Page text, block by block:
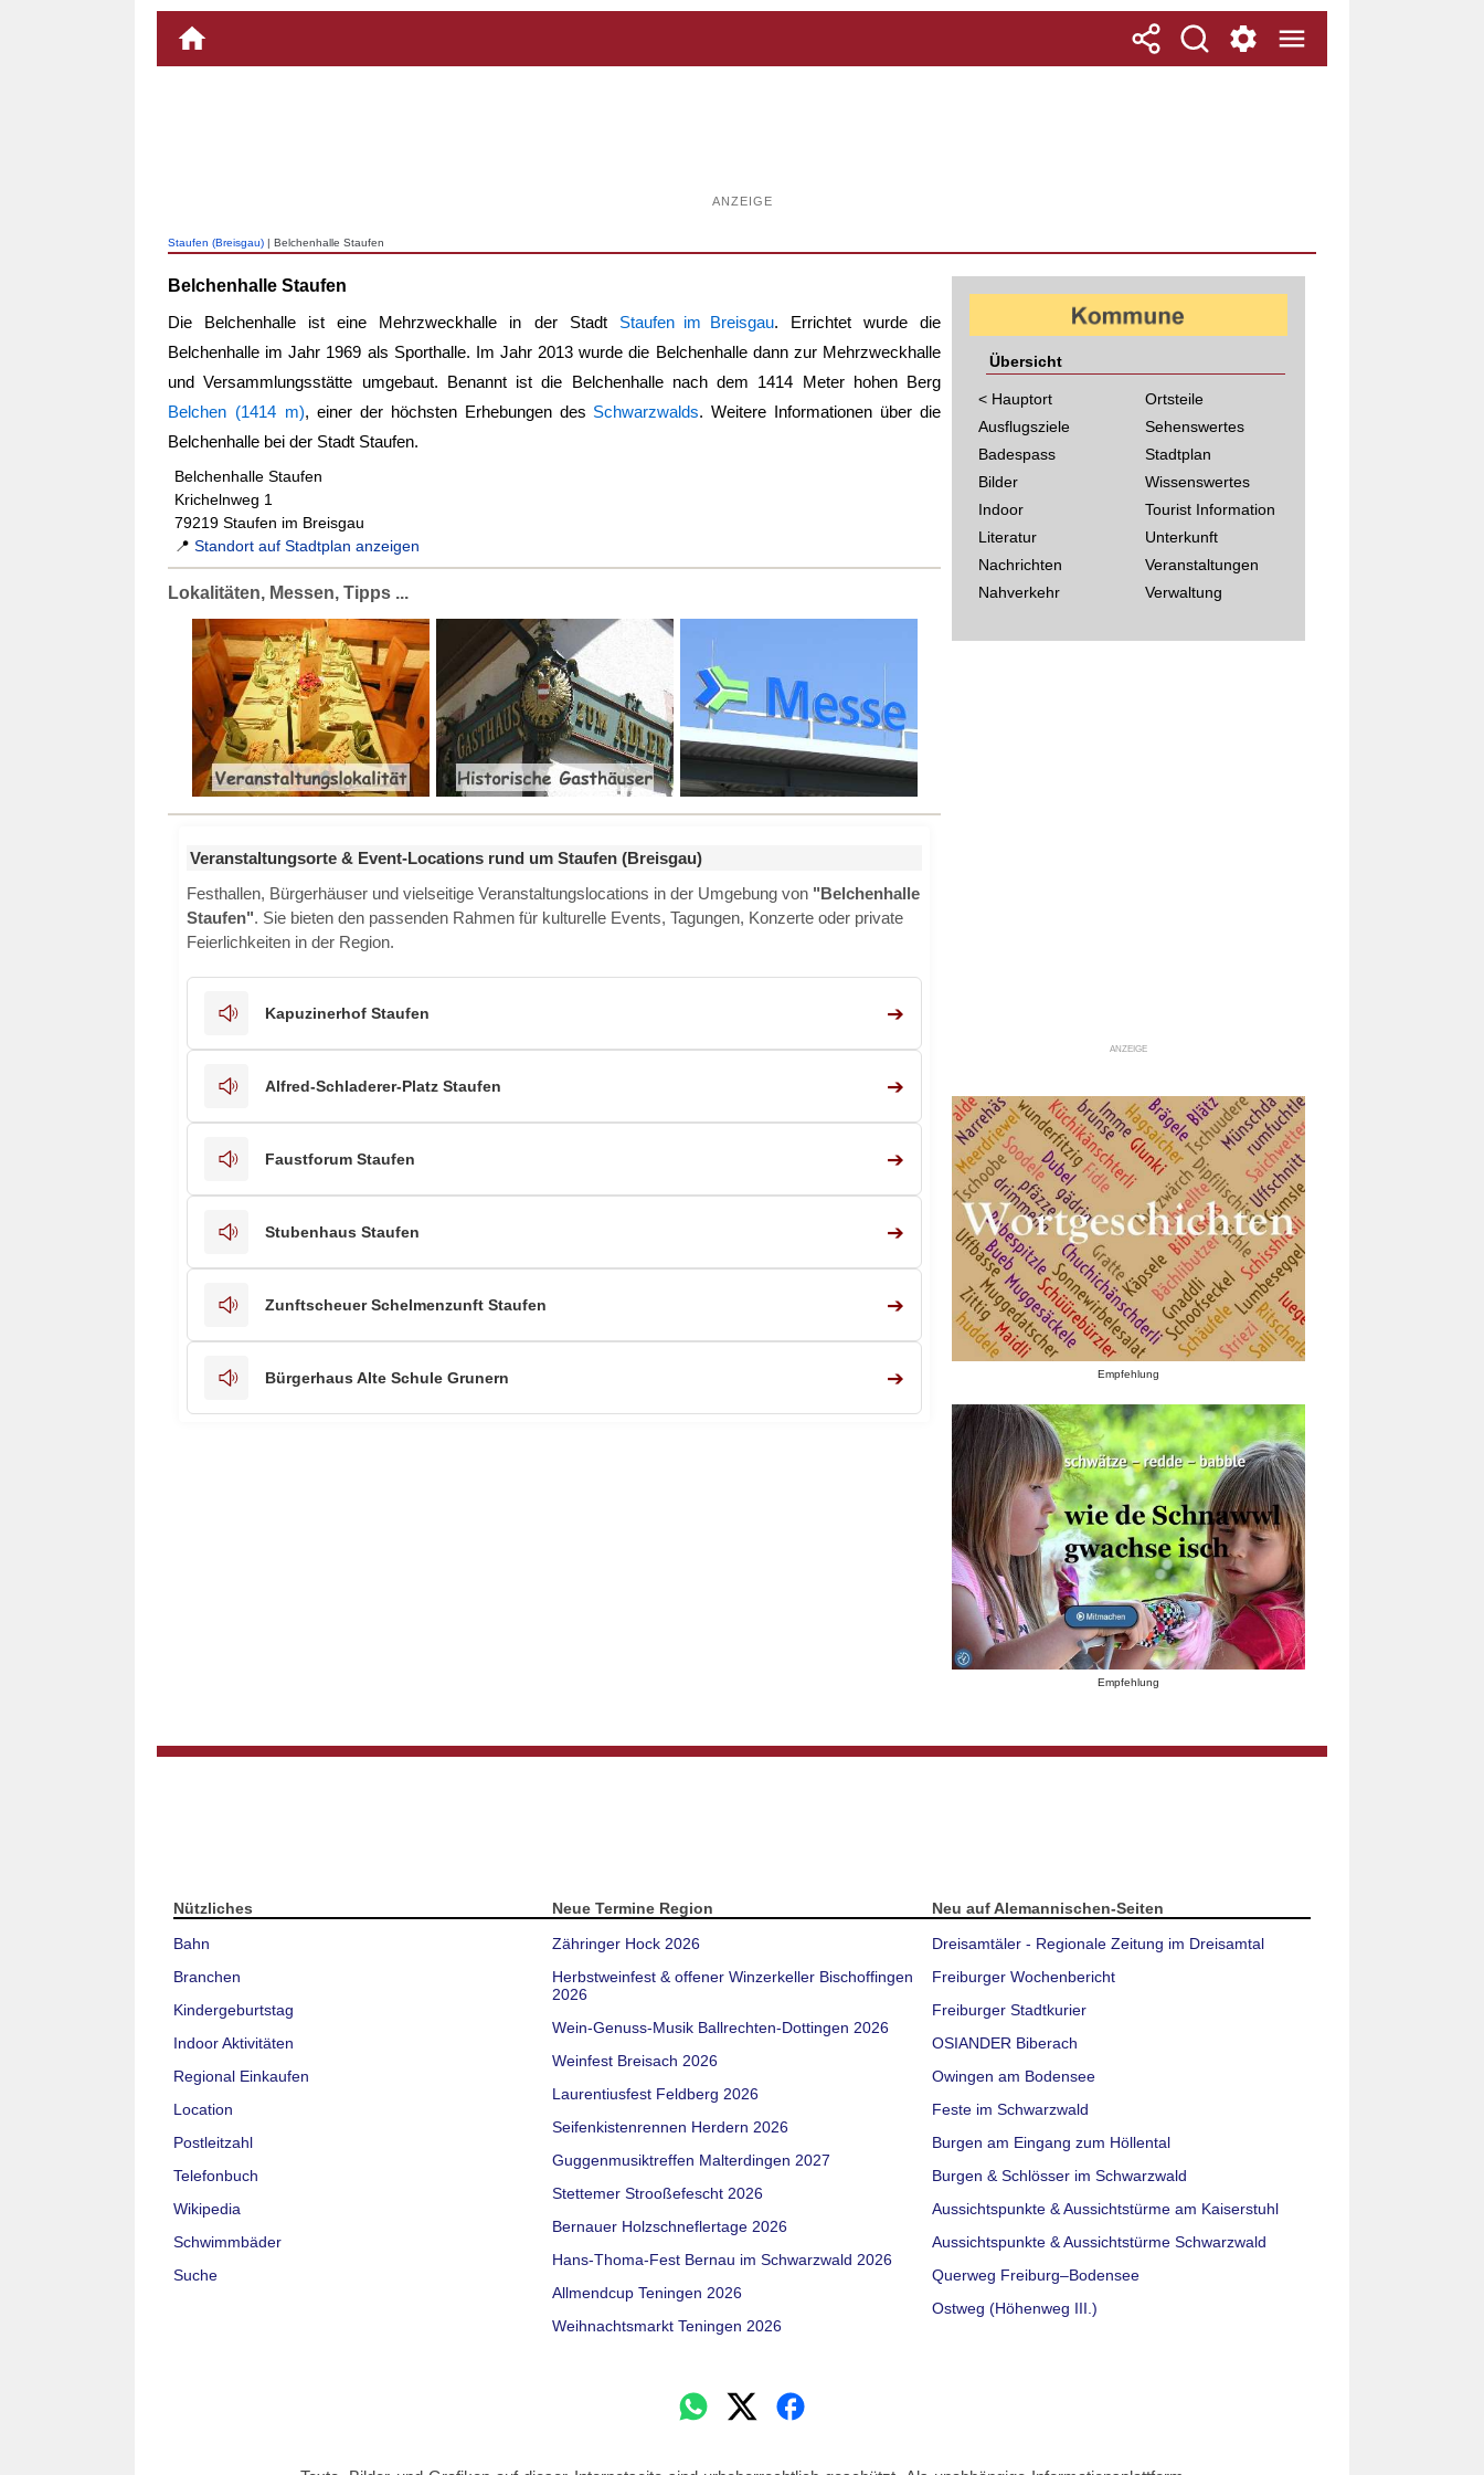
ANZEIGE
Staufen (Breisgau) | Belchenhalle Staufen
Belchenhalle Staufen
Die Belchenhalle ist eine Mehrzweckhalle in der Stadt Staufen im Breisgau. Errichtet wurde die
Belchenhalle im Jahr 1969 als Sporthalle. Im Jahr 2013 wurde die Belchenhalle dann zur Mehrzweckhalle
und Versammlungsstätte umgebaut. Benannt ist die Belchenhalle nach dem 1414 Meter hohen Berg
Belchen (1414 m), einer der höchsten Erhebungen des Schwarzwalds. Weitere Informationen über die
Belchenhalle bei der Stadt Staufen.
Belchenhalle Staufen
Krichelnweg 1
79219 Staufen im Breisgau
📍 Standort auf Stadtplan anzeigen
Lokalitäten, Messen, Tipps ...
Veranstaltungsorte & Event-Locations rund um Staufen (Breisgau)
Festhallen, Bürgerhäuser und vielseitige Veranstaltungslocations in der Umgebung von "Belchenhalle
Staufen". Sie bieten den passenden Rahmen für kulturelle Events, Tagungen, Konzerte oder private
Feierlichkeiten in der Region.
Kapuzinerhof Staufen ➔
Alfred-Schladerer-Platz Staufen ➔
Faustforum Staufen ➔
Stubenhaus Staufen ➔
Zunftscheuer Schelmenzunft Staufen ➔
Bürgerhaus Alte Schule Grunern ➔
Übersicht
< Hauptort
Ausflugsziele
Badespass
Bilder
Indoor
Literatur
Nachrichten
Nahverkehr
Ortsteile
Sehenswertes
Stadtplan
Wissenswertes
Tourist Information
Unterkunft
Veranstaltungen
Verwaltung
ANZEIGE
Empfehlung
Empfehlung
Nützliches
Bahn
Branchen
Kindergeburtstag
Indoor Aktivitäten
Regional Einkaufen
Location
Postleitzahl
Telefonbuch
Wikipedia
Schwimmbäder
Suche
Neue Termine Region
Zähringer Hock 2026
Herbstweinfest & offener Winzerkeller Bischoffingen
2026
Wein-Genuss-Musik Ballrechten-Dottingen 2026
Weinfest Breisach 2026
Laurentiusfest Feldberg 2026
Seifenkistenrennen Herdern 2026
Guggenmusiktreffen Malterdingen 2027
Stettemer Strooßefescht 2026
Bernauer Holzschneflertage 2026
Hans-Thoma-Fest Bernau im Schwarzwald 2026
Allmendcup Teningen 2026
Weihnachtsmarkt Teningen 2026
Neu auf Alemannischen-Seiten
Dreisamtäler - Regionale Zeitung im Dreisamtal
Freiburger Wochenbericht
Freiburger Stadtkurier
OSIANDER Biberach
Owingen am Bodensee
Feste im Schwarzwald
Burgen am Eingang zum Höllental
Burgen & Schlösser im Schwarzwald
Aussichtspunkte & Aussichtstürme am Kaiserstuhl
Aussichtspunkte & Aussichtstürme Schwarzwald
Querweg Freiburg–Bodensee
Ostweg (Höhenweg III.)